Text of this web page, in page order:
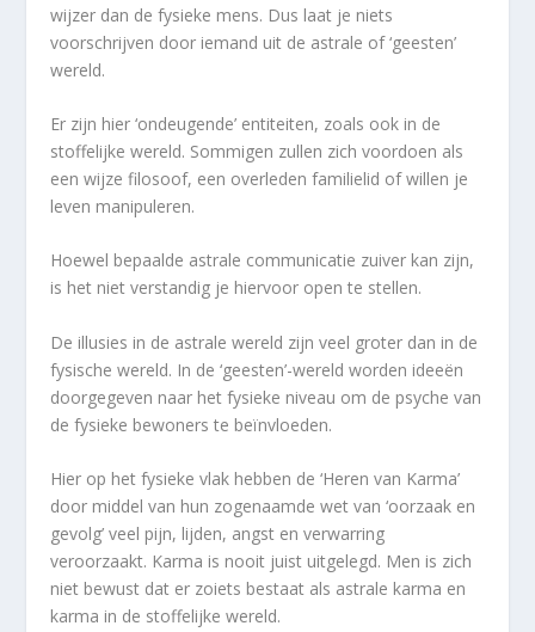
wijzer dan de fysieke mens. Dus laat je niets
voorschrijven door iemand uit de astrale of ‘geesten’
wereld.
Er zijn hier ‘ondeugende’ entiteiten, zoals ook in de
stoffelijke wereld. Sommigen zullen zich voordoen als
een wijze filosoof, een overleden familielid of willen je
leven manipuleren.
Hoewel bepaalde astrale communicatie zuiver kan zijn,
is het niet verstandig je hiervoor open te stellen.
De illusies in de astrale wereld zijn veel groter dan in de
fysische wereld. In de ‘geesten’-wereld worden ideeën
doorgegeven naar het fysieke niveau om de psyche van
de fysieke bewoners te beïnvloeden.
Hier op het fysieke vlak hebben de ‘Heren van Karma’
door middel van hun zogenaamde wet van ‘oorzaak en
gevolg’ veel pijn, lijden, angst en verwarring
veroorzaakt. Karma is nooit juist uitgelegd. Men is zich
niet bewust dat er zoiets bestaat als astrale karma en
karma in de stoffelijke wereld.